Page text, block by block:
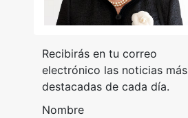
Recibirás en tu correo
electrónico las noticias más
destacadas de cada día.
Nombre